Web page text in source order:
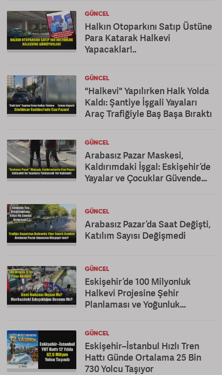
GÜNCEL
Halkın Otoparkını Satıp Üstüne
Para Katarak Halkevi
Yapacaklar!..
GÜNCEL
"Halkevi" Yapılırken Halk Yolda
Kaldı: Şantiye İşgali Yayaları
Araç Trafiğiyle Baş Başa Bıraktı
GÜNCEL
Arabasız Pazar Maskesi,
Kaldırımdaki İşgal: Eskişehir’de
Yayalar ve Çocuklar Güvende
GÜNCEL
Arabasız Pazar’da Saat Değişti,
Katılım Sayısı Değişmedi
GÜNCEL
Eskişehir’de 100 Milyonluk
Halkevi Projesine Şehir
Planlaması ve Yoğunluk
GÜNCEL
Eskişehir–İstanbul Hızlı Tren
Hattı Günde Ortalama 25 Bin
730 Yolcu Taşıyor